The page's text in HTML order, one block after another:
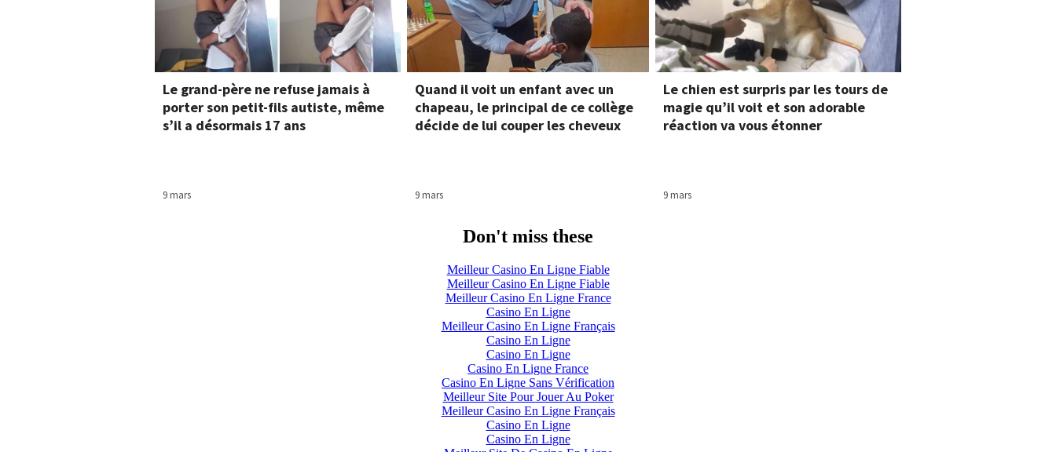
Le grand-père ne refuse jamais à
porter son petit-fils autiste, même
s’il a désormais 17 ans
9 mars
Quand il voit un enfant avec un
chapeau, le principal de ce collège
décide de lui couper les cheveux
9 mars
Le chien est surpris par les tours de
magie qu’il voit et son adorable
réaction va vous étonner
9 mars
Don't miss these
Meilleur Casino En Ligne Fiable
Meilleur Casino En Ligne Fiable
Meilleur Casino En Ligne France
Casino En Ligne
Meilleur Casino En Ligne Français
Casino En Ligne
Casino En Ligne
Casino En Ligne France
Casino En Ligne Sans Vérification
Meilleur Site Pour Jouer Au Poker
Meilleur Casino En Ligne Français
Casino En Ligne
Casino En Ligne